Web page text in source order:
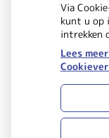
Uw
Via
kunt u op
intrekken
Lees